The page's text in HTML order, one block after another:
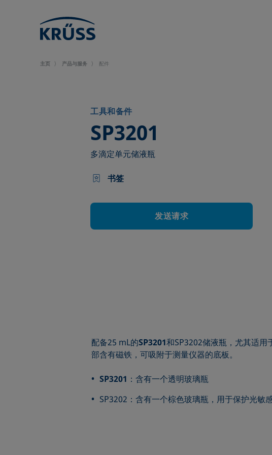
主页 产品与服务 配件
工具和备件
SP3201
–
多滴定单元储液瓶
书签
发送请求
配备25 mL的SP3201和SP3202储液瓶，尤其适
部含有磁铁，可吸附于测量仪器的底板。
SP3201 ：含有一个透明玻璃瓶
SP3202：含有一个棕色玻璃瓶，用于保护光敏